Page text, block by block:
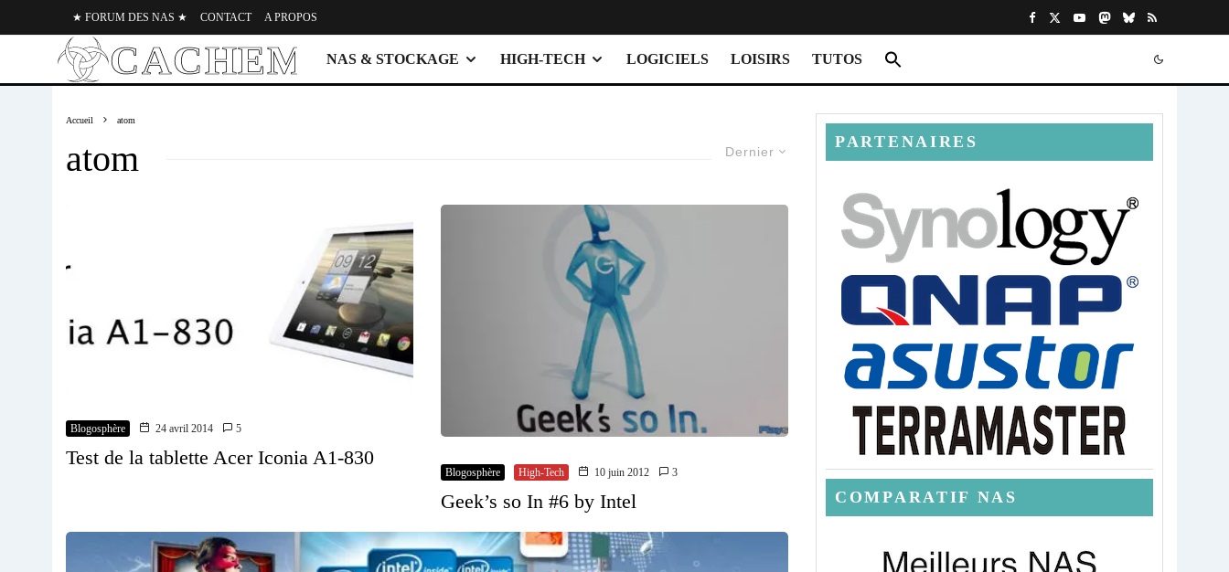
★ FORUM DES NAS ★ CONTACT A PROPOS
NAS & STOCKAGE HIGH-TECH LOGICIELS LOISIRS TUTOS
Accueil atom
Dernier
atom
Blogosphère 24 avril 2014 5
Test de la tablette Acer Iconia A1-830
Blogosphère High-Tech 10 juin 2012 3
Geek’s so In #6 by Intel
PARTENAIRES
COMPARATIF NAS